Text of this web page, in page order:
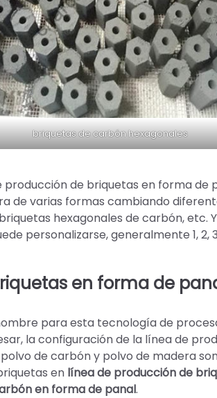
briquetas de carbón hexagonales
de briquetas en forma de
de varias formas cambiando
hexagonales de carbón, etc.
personalizarse, generalmente 1, 2,
en forma de
para esta tecnología de
la configuración de la línea de
de carbón y polvo de madera
en línea de producción de
en forma de panal.